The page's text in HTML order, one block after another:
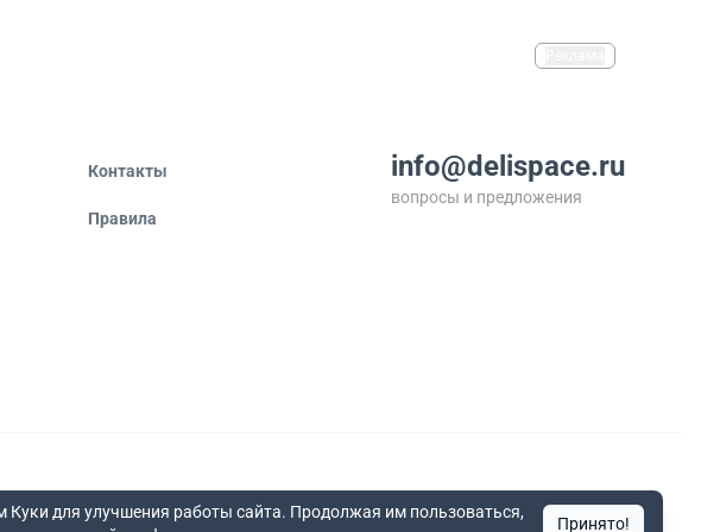
Контакты
Правила
info@delispace.ru
вопросы и предложения
по метро Помещения по округам
Куки для улучшения работы сайта. Продолжая им пользоваться,
Принято!